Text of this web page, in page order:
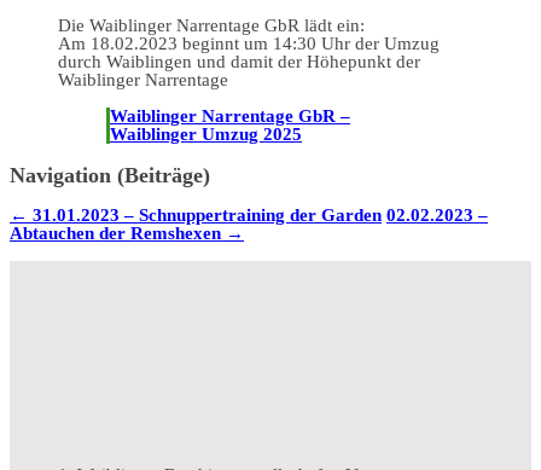
Die Waiblinger Narrentage GbR lädt ein:
Am 18.02.2023 beginnt um 14:30 Uhr der Umzug
durch Waiblingen und damit der Höhepunkt der
Waiblinger Narrentage
Waiblinger Narrentage GbR –
Waiblinger Umzug 2025
Navigation (Beiträge)
← 31.01.2023 – Schnuppertraining der Garden 02.02.2023 –
Abtauchen der Remshexen →